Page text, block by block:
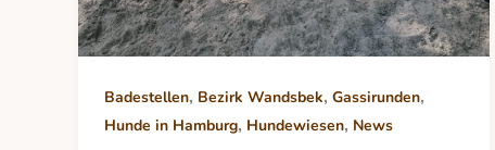
Badestellen, Bezirk Wandsbek, Gassirunden,
Hunde in Hamburg, Hundewiesen, News